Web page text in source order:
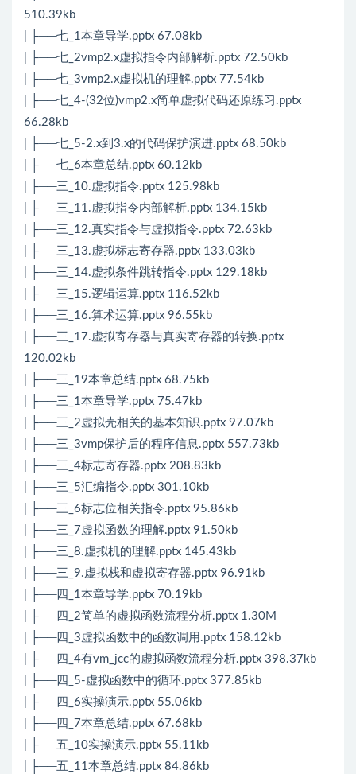
510.39kb
| ├──七_1本章导学.pptx 67.08kb
| ├──七_2vmp2.x虚拟指令内部解析.pptx 72.50kb
| ├──七_3vmp2.x虚拟机的理解.pptx 77.54kb
| ├──七_4-(32位)vmp2.x简单虚拟代码还原练习.pptx
66.28kb
| ├──七_5-2.x到3.x的代码保护演进.pptx 68.50kb
| ├──七_6本章总结.pptx 60.12kb
| ├──三_10.虚拟指令.pptx 125.98kb
| ├──三_11.虚拟指令内部解析.pptx 134.15kb
| ├──三_12.真实指令与虚拟指令.pptx 72.63kb
| ├──三_13.虚拟标志寄存器.pptx 133.03kb
| ├──三_14.虚拟条件跳转指令.pptx 129.18kb
| ├──三_15.逻辑运算.pptx 116.52kb
| ├──三_16.算术运算.pptx 96.55kb
| ├──三_17.虚拟寄存器与真实寄存器的转换.pptx
120.02kb
| ├──三_19本章总结.pptx 68.75kb
| ├──三_1本章导学.pptx 75.47kb
| ├──三_2虚拟壳相关的基本知识.pptx 97.07kb
| ├──三_3vmp保护后的程序信息.pptx 557.73kb
| ├──三_4标志寄存器.pptx 208.83kb
| ├──三_5汇编指令.pptx 301.10kb
| ├──三_6标志位相关指令.pptx 95.86kb
| ├──三_7虚拟函数的理解.pptx 91.50kb
| ├──三_8.虚拟机的理解.pptx 145.43kb
| ├──三_9.虚拟栈和虚拟寄存器.pptx 96.91kb
| ├──四_1本章导学.pptx 70.19kb
| ├──四_2简单的虚拟函数流程分析.pptx 1.30M
| ├──四_3虚拟函数中的函数调用.pptx 158.12kb
| ├──四_4有vm_jcc的虚拟函数流程分析.pptx 398.37kb
| ├──四_5-虚拟函数中的循环.pptx 377.85kb
| ├──四_6实操演示.pptx 55.06kb
| ├──四_7本章总结.pptx 67.68kb
| ├──五_10实操演示.pptx 55.11kb
| ├──五_11本章总结.pptx 84.86kb